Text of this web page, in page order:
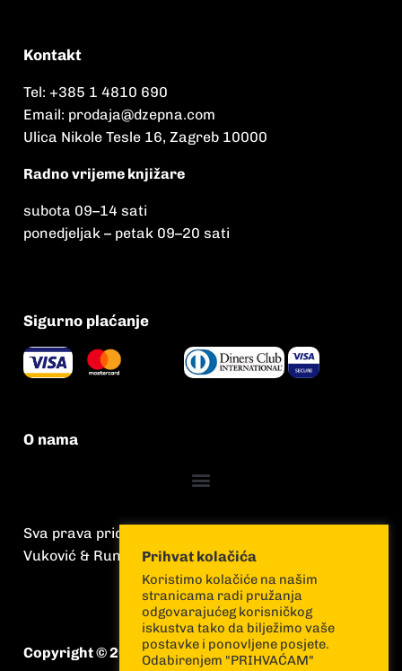
Kontakt
Tel: +385 1 4810 690
Email: prodaja@dzepna.com
Ulica Nikole Tesle 16, Zagreb 10000
Radno vrijeme knjižare
subota 09–14 sati
ponedjeljak – petak 09–20 sati
Sigurno plaćanje
O nama
Sva prava pridržana
Vuković & Runjić
Copyright © 2026 Vuković & Runjić
Prihvat kolačića
Koristimo kolačiće na našim
stranicama radi pružanja
odgovarajućeg korisničkog
iskustva tako da bilježimo vaše
postavke i ponovljene posjete.
Odabirenjem "PRIHVAĆAM"